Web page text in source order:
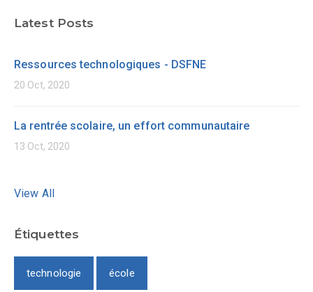
Latest Posts
Ressources technologiques - DSFNE
20 Oct, 2020
La rentrée scolaire, un effort communautaire
13 Oct, 2020
View All
Étiquettes
technologie école